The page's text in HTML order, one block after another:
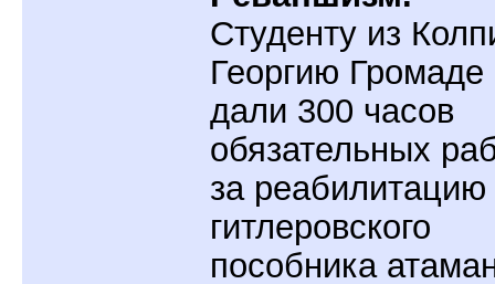
Студенту из
Георгию Громаде
дали 300 часов
обязательных
за реабилитацию
гитлеровского
пособника